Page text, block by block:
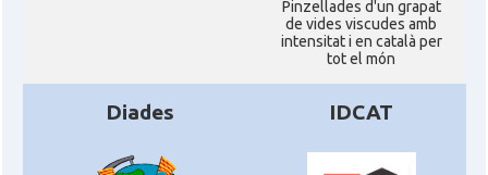
Pinzellades d'un grapat
de vides viscudes amb
intensitat i en català per
tot el món
Diades IDCAT